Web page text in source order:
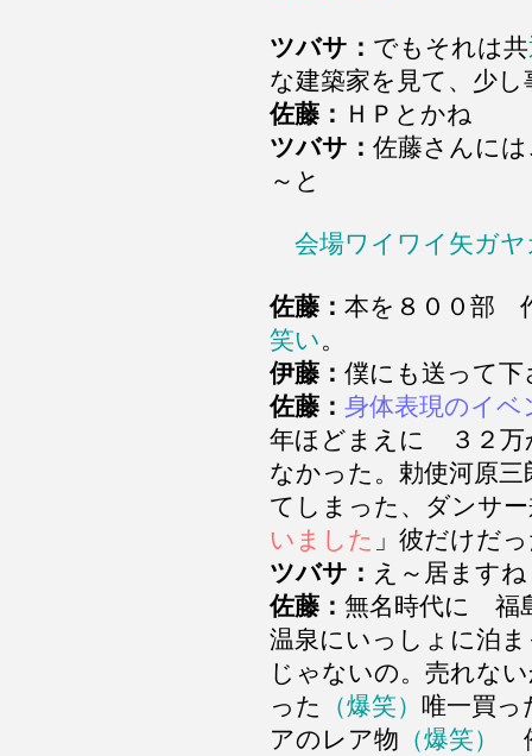
ツバサ： でもそれは共
な建築家を見て、少
佐藤： ＨＰとかね
ツバサ： 佐藤さんに
～と
会場ワイワイ矢ガ
佐藤： 本を８００部
笑い。
伊藤： 僕にも送って下
佐藤： 身体表現のイベ
年ほどまえに ３２万
なかった。勅使河原
てしまった、ダンサ
いました 」彼だけだ
ツバサ： え～居ますね
佐藤： 無名時代に 福
温泉にいっしょに泊
じゃないの。売れな
った
（爆笑） 唯一買っ
アのレア物 （爆笑）